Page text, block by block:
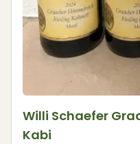
Willi Schaefer
Kabi